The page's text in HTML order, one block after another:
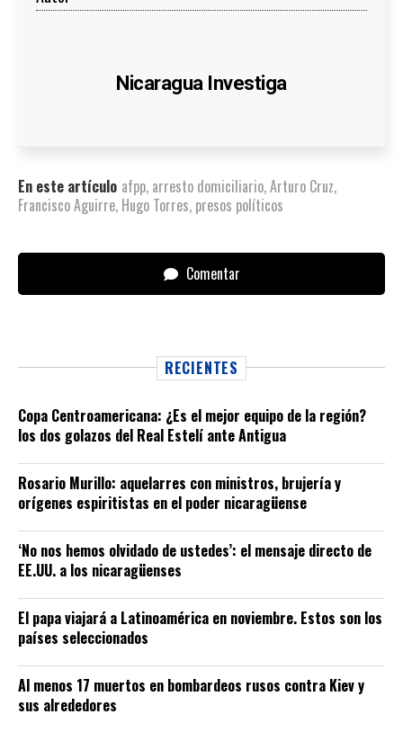
Nicaragua Investiga
En este artículo afpp, arresto domiciliario,Arturo Cruz,
Francisco Aguirre, Hugo Torres, presos políticos
Comentar
RECIENTES
Copa Centroamericana: ¿Es el mejor equipo de la región?
los dos golazos del Real Estelí ante Antigua
Rosario Murillo: aquelarres con ministros, brujería y
orígenes espiritistas en el poder nicaragüense
‘No nos hemos olvidado de ustedes’: el mensaje directo de
EE.UU. a los nicaragüenses
El papa viajará a Latinoamérica en noviembre. Estos son los
países seleccionados
Al menos 17 muertos en bombardeos rusos contra Kiev y
sus alrededores